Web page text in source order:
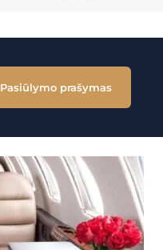
Pasiūlymo prašymas